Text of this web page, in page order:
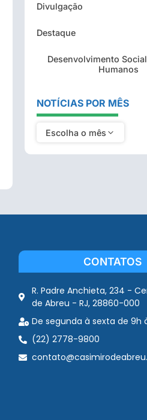
Divulgação
Destaque
Desenvolvimento
Humanos
NOTÍCIAS POR MÊS
Escolha o mês
CONTATOS
R. Padre Anchieta, 234 -
de Abreu - RJ, 28860-000
De segunda à sexta de 9h
(22) 2778-9800